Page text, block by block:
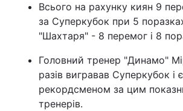
Всього на рахунку киян 9
за Суперкубок при 5
"Шахтаря" - 8 перемог і 8
Головний тренер "Динамо"
разів вигравав Суперкубок і є
рекордсменом за цим
тренерів.